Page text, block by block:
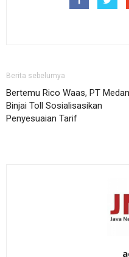
Berita sebelumya
Bertemu Rico Waas, PT Medan
Binjai Toll Sosialisasikan
Penyesuaian Tarif